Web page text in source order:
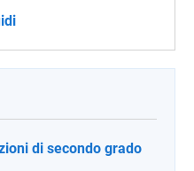
di secondo grado